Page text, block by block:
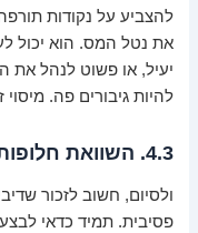
להצביע על נקודות
את נטל המס. הוא יכול
יעיל, או פשוט לנהל
להיות גיבורים פה.
4.3. השוואת חלופות: פיקדונות או דיבידנדים?
ולסיום, חשוב לזכור
פסיבית. תמיד כדאי לבצע